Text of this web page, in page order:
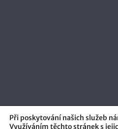
Při poskytování našich služeb
Využíváním těchto stránek s